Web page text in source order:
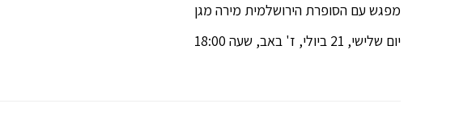
מפגש עם הסופרת הירושלמית מירה מגן
יום שלישי, 21 ביולי, ז' באב, שעה 18:00